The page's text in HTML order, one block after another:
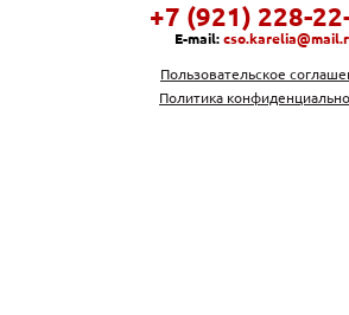
+7 (921) 228-
E-mail:
Пользовательское
Политика